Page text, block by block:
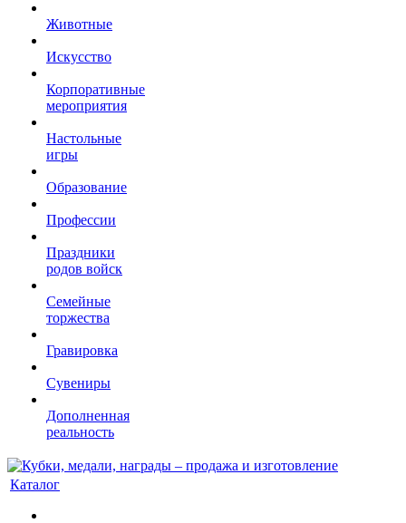
Животные
Искусство
Корпоративные
мероприятия
Настольные
игры
Образование
Профессии
Праздники
родов войск
Семейные
торжества
Гравировка
Сувениры
Дополненная
реальность
Каталог